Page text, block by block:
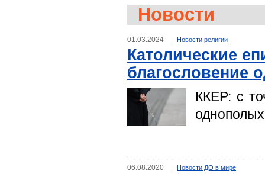
Новости
01.03.2024 Новости религии
Католические
благословение
ККЕР: с
06.08.2020 Новости ДО в мире